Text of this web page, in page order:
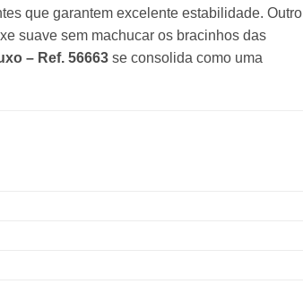
que garantem excelente estabilidade. Outro
suave sem machucar os bracinhos das
– Ref. 56663 se consolida como uma